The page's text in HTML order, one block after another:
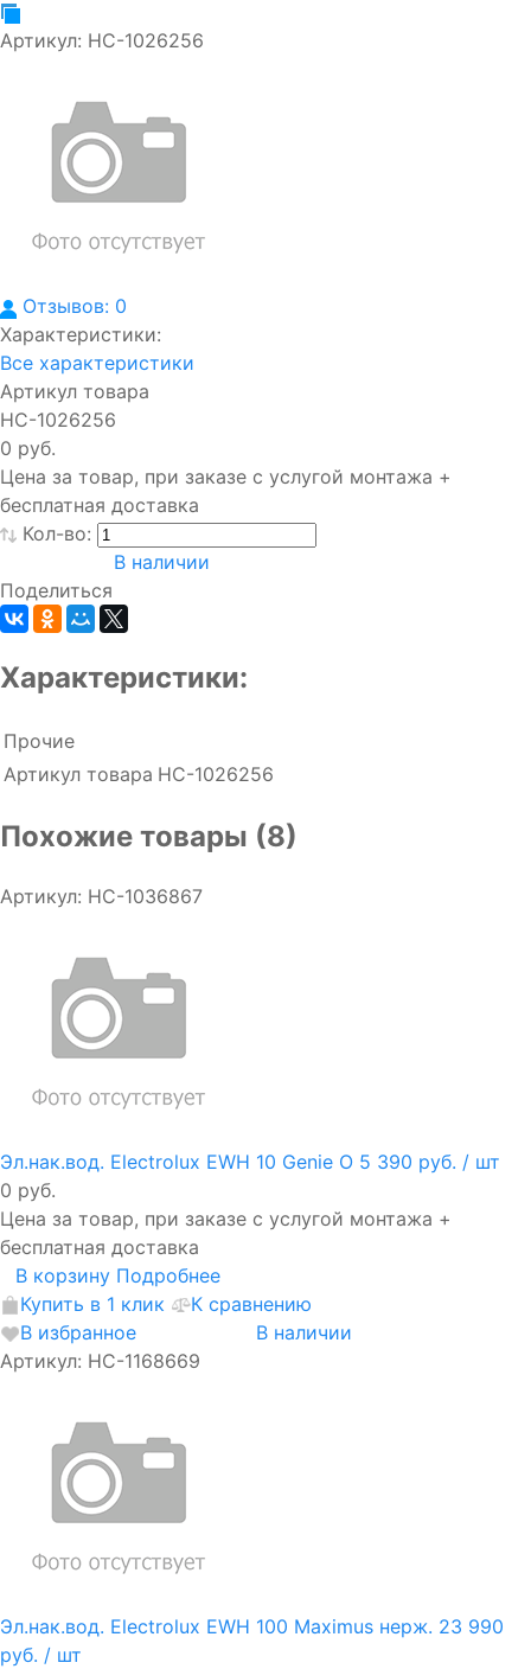
Артикул: НС-1026256
Отзывов: 0
Характеристики:
Все характеристики
Артикул товара
НС-1026256
0 руб.
Цена за товар, при заказе с услугой монтажа +
бесплатная доставка
Кол-во:
В наличии
Поделиться
Характеристики:
Прочие
Артикул товара НС-1026256
Похожие товары (8)
Артикул: НС-1036867
Эл.нак.вод. Electrolux EWH 10 Genie O 5 390 руб. / шт
0 руб.
Цена за товар, при заказе с услугой монтажа +
бесплатная доставка
В корзину Подробнее
Купить в 1 клик
К сравнению
В избранное
В наличии
Артикул: НС-1168669
Эл.нак.вод. Electrolux EWH 100 Maximus нерж. 23 990
руб. / шт